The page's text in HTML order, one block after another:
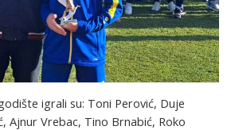
igrali su: Toni Perović, Duje
Ajnur Vrebac, Tino Brnabić, Roko